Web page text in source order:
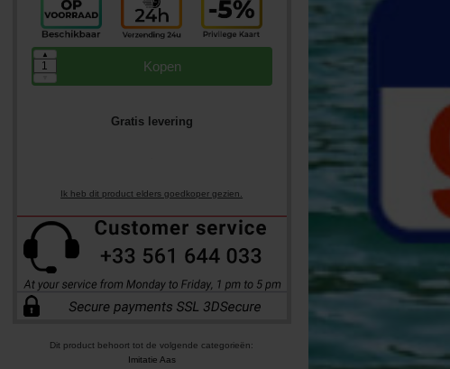
Kopen
▲
Gratis levering
Ik heb dit product elders goedkoper gezien.
Dit product behoort tot de volgende categorieën:
Imitatie Aas